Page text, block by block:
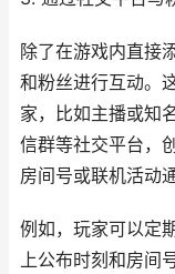
除了在游戏内直接
和粉丝进行互动。
家，比如主播或知
信群等社交平台，
房间号或联机活动
例如，玩家可以定
上公布时刻和房间